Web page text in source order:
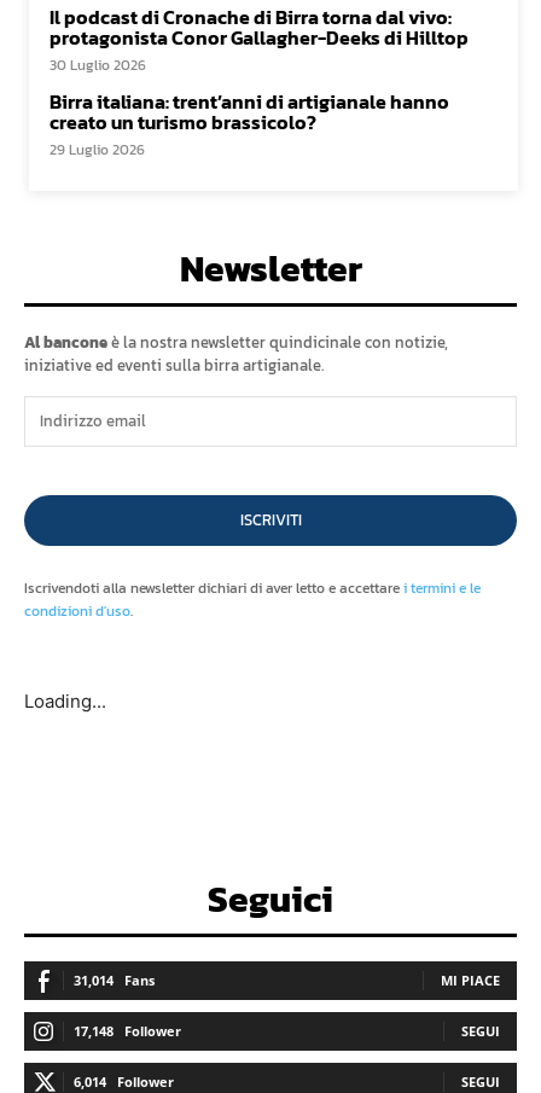
Il podcast di Cronache di Birra torna dal vivo:
protagonista Conor Gallagher-Deeks di Hilltop
30 Luglio 2026
Birra italiana: trent’anni di artigianale hanno
creato un turismo brassicolo?
29 Luglio 2026
Newsletter
Al banconeè la nostra newsletter quindicinale con notizie,
iniziative ed eventi sulla birra artigianale.
ISCRIVITI
Iscrivendoti alla newsletter dichiari di aver letto e accettarei termini e le
condizioni d'uso.
Loading...
Seguici
31,014 Fans MI PIACE
17,148 Follower SEGUI
6,014 Follower SEGUI